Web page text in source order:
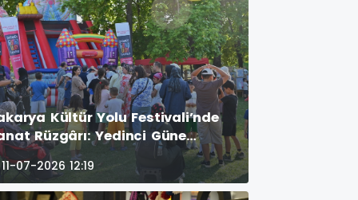
Kültür Yolu Festivali’nde
Rüzgârı: Yedinci Güne
İzler Damga Vurdu
11-07-2026 12:19